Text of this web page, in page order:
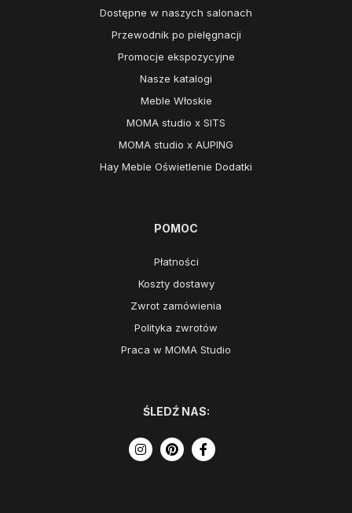
Dostępne w naszych salonach
Przewodnik po pielęgnacji
Promocje ekspozycyjne
Nasze katalogi
Meble Włoskie
MOMA studio x SITS
MOMA studio x AUPING
Hay Meble Oświetlenie Dodatki
POMOC
Płatności
Koszty dostawy
Zwrot zamówienia
Polityka zwrotów
Praca w MOMA Studio
ŚLEDŹ NAS: